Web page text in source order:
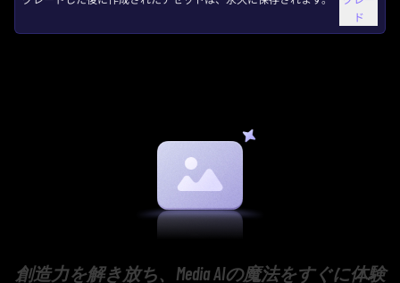
ド
創造力を解き放ち、Media AIの魔法をすぐに体験